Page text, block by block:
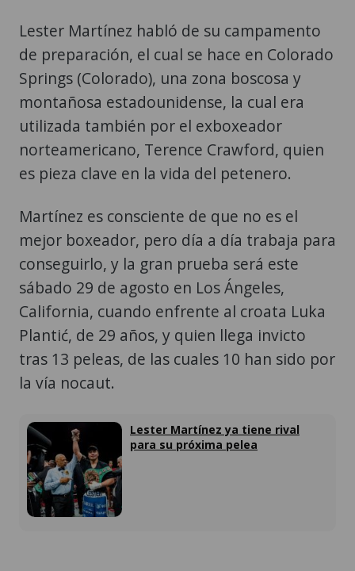
Lester Martínez habló de su campamento
de preparación, el cual se hace en Colorado
Springs (Colorado), una zona boscosa y
montañosa estadounidense, la cual era
utilizada también por el exboxeador
norteamericano, Terence Crawford, quien
es pieza clave en la vida del petenero.
Martínez es consciente de que no es el
mejor boxeador, pero día a día trabaja para
conseguirlo, y la gran prueba será este
sábado 29 de agosto en Los Ángeles,
California, cuando enfrente al croata Luka
Plantić, de 29 años, y quien llega invicto
tras 13 peleas, de las cuales 10 han sido por
la vía nocaut.
Lester Martínez ya tiene rival
para su próxima pelea